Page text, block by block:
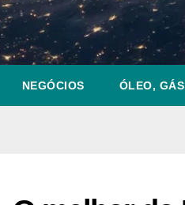
NEGÓCIOS ÓLEO,